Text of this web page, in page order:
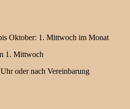
Oktober: 1. Mittwoch im Monat
1. Mittwoch
oder nach Vereinbarung